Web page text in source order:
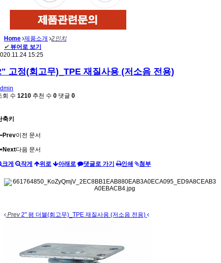
Home 제품소개
2인치
✔ 뷰어로 보기
15:25
고정(회고무)_TPE 재질사용 (저소음 전용)
회 수 1210 추천 수 0 댓글 0
축키
Prev이전 문서
Next다음 문서
크게 작게 위로 아래로 댓글로 가기 인쇄 첨부
Prev2" 평 더블(회고무)_TPE 재질사용 (저소음 전용)